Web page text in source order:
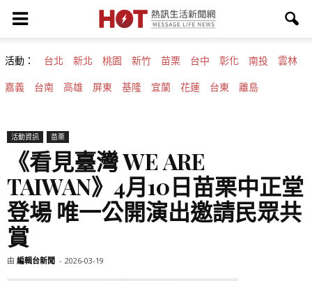
活動： 台北 新北 桃園 新竹 苗栗 台中 彰化 南投 雲林
嘉義 台南 高雄 屏東 基隆 宜蘭 花蓮 台東 離島
活動資訊 苗栗
《看見臺灣 WE ARE
TAIWAN》4月10日苗栗中正堂
登場 唯一公開演出邀請民眾共
賞
由 編輯台新聞 - 2026-03-19